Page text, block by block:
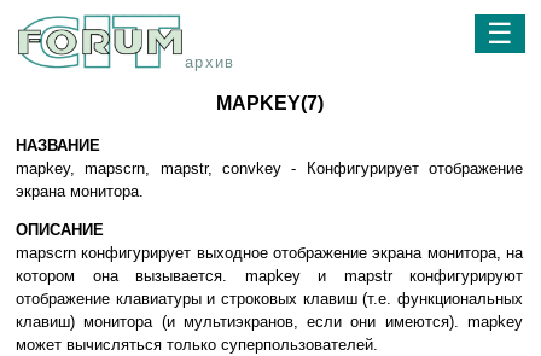
архив
☰
MAPKEY(7)
НАЗВАНИЕ
mapkey, mapscrn, mapstr, convkey - Конфигурирует отображение
экрана монитора.
ОПИСАНИЕ
mapscrn конфигурирует выходное отображение экрана монитора, на
котором она вызывается. mapkey и mapstr конфигурируют
отображение клавиатуры и строковых клавиш (т.е. функциональных
клавиш) монитора (и мультиэкранов, если они имеются). mapkey
может вычисляться только суперпользователей.